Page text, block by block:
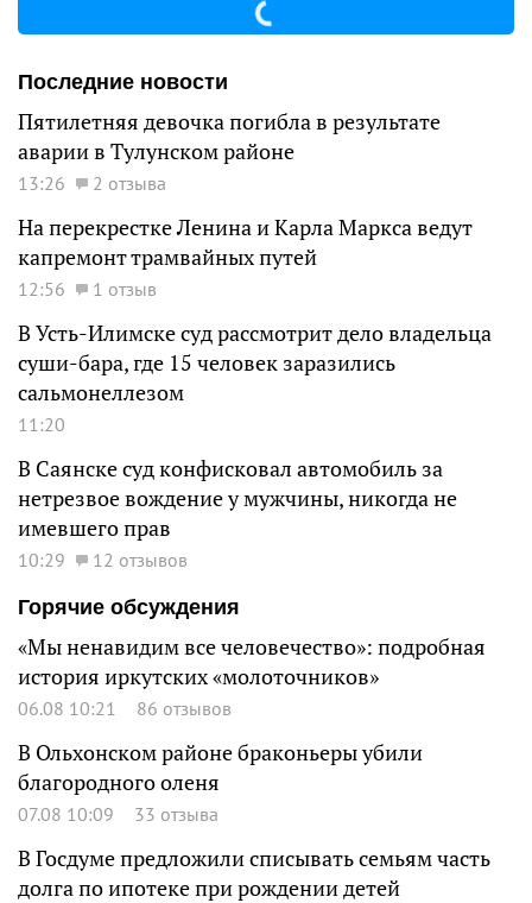
Последние новости
Пятилетняя девочка погибла в результате
аварии в Тулунском районе
13:26 2 отзыва
На перекрестке Ленина и Карла Маркса ведут
капремонт трамвайных путей
12:56 1 отзыв
В Усть-Илимске суд рассмотрит дело владельца
суши-бара, где 15 человек заразились
сальмонеллезом
11:20
В Саянске суд конфисковал автомобиль за
нетрезвое вождение у мужчины, никогда не
имевшего прав
10:29
12 отзывов
Горячие обсуждения
«Мы ненавидим все человечество»: подробная
история иркутских «молоточников»
06.08 10:21 86 отзывов
В Ольхонском районе браконьеры убили
благородного оленя
07.08 10:09 33 отзыва
В Госдуме предложили списывать семьям часть
долга по ипотеке при рождении детей